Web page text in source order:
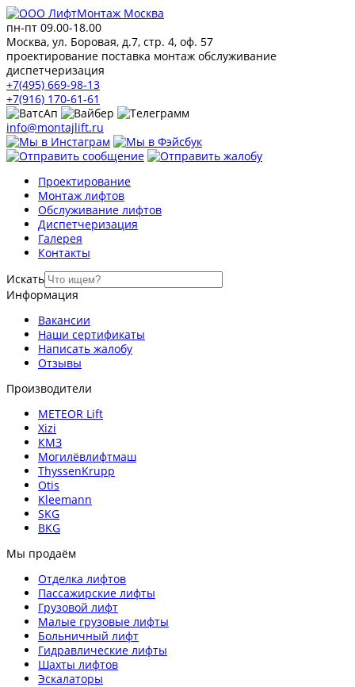
пн-пт 09.00-18.00
Москва, ул. Боровая, д.7, стр. 4, оф. 57
проектирование поставка монтаж обслуживание
диспетчеризация
+7(495) 669-98-13
+7(916) 170-61-61
info@montajlift.ru
Проектирование
Монтаж лифтов
Обслуживание лифтов
Диспетчеризация
Галерея
Контакты
Искать
Информация
Вакансии
Наши сертификаты
Написать жалобу
Отзывы
Производители
METEOR Lift
Xizi
КМЗ
Могилёвлифтмаш
ThyssenKrupp
Otis
Kleemann
SKG
BKG
Мы продаём
Отделка лифтов
Пассажирские лифты
Грузовой лифт
Малые грузовые лифты
Больничный лифт
Гидравлические лифты
Шахты лифтов
Эскалаторы